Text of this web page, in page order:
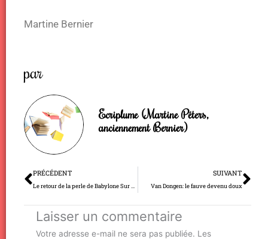
Martine Bernier
par
Ecriplume (Martine Péters,
anciennement Bernier)
Précédent
PRÉCÉDENT
Le retour de la perle de Babylone Sur Suisse!
SUIVANT
Van Dongen: le fauve devenu doux
Laisser un commentaire
Votre adresse e-mail ne sera pas publiée. Les